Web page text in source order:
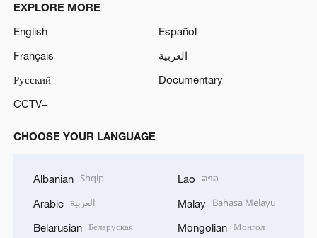
EXPLORE MORE
English
Español
Français
العربية
Русский
Documentary
CCTV+
CHOOSE YOUR LANGUAGE
Albanian Shqip
Arabic العربية
Belarusian Беларуская
Lao ລາວ
Malay Bahasa Melayu
Mongolian Монгол